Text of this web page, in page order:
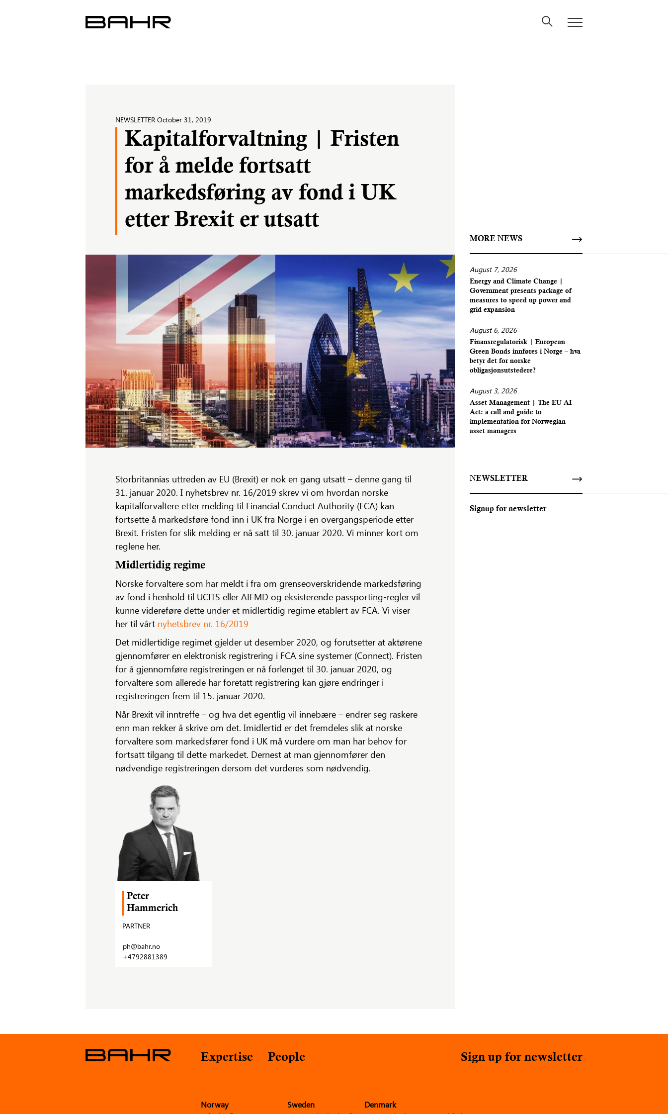
NEWSLETTER October 31, 2019
Kapitalforvaltning | Fristen
for å melde fortsatt
markedsføring av fond i UK
etter Brexit er utsatt
Storbritannias uttreden av EU (Brexit) er nok en gang utsatt – denne gang til
31. januar 2020. I nyhetsbrev nr. 16/2019 skrev vi om hvordan norske
kapitalforvaltere etter melding til Financial Conduct Authority (FCA) kan
fortsette å markedsføre fond inn i UK fra Norge i en overgangsperiode etter
Brexit. Fristen for slik melding er nå satt til 30. januar 2020. Vi minner kort om
reglene her.
Midlertidig regime
Norske forvaltere som har meldt i fra om grenseoverskridende markedsføring
av fond i henhold til UCITS eller AIFMD og eksisterende passporting-regler vil
kunne videreføre dette under et midlertidig regime etablert av FCA. Vi viser
her til vårt nyhetsbrev nr. 16/2019
Det midlertidige regimet gjelder ut desember 2020, og forutsetter at aktørene
gjennomfører en elektronisk registrering i FCA sine systemer (Connect). Fristen
for å gjennomføre registreringen er nå forlenget til 30. januar 2020, og
forvaltere som allerede har foretatt registrering kan gjøre endringer i
registreringen frem til 15. januar 2020.
Når Brexit vil inntreffe – og hva det egentlig vil innebære – endrer seg raskere
enn man rekker å skrive om det. Imidlertid er det fremdeles slik at norske
forvaltere som markedsfører fond i UK må vurdere om man har behov for
fortsatt tilgang til dette markedet. Dernest at man gjennomfører den
nødvendige registreringen dersom det vurderes som nødvendig.
Peter
Hammerich
PARTNER
ph@bahr.no
+4792881389
MORE NEWS
August 7, 2026
Energy and Climate Change |
Government presents package of
measures to speed up power and
grid expansion
August 6, 2026
Finansregulatorisk | European
Green Bonds innføres i Norge – hva
betyr det for norske
obligasjonsutstedere?
August 3, 2026
Asset Management | The EU AI
Act: a call and guide to
implementation for Norwegian
asset managers
NEWSLETTER
Signup for newsletter
Expertise People Sign up for newsletter
Norway
Sweden
Denmark